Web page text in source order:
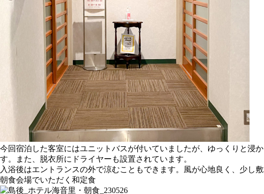
今回宿泊した客室にはユニットバスが付いていましたが、ゆっくりと浸
す。また、脱衣所にドライヤーも設置されています。
入浴後はエントランスの外で涼むこともできます。風が心地良く、少し
朝食会場でいただく和定食